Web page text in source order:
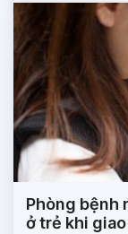
Phòng bệnh
ở trẻ khi